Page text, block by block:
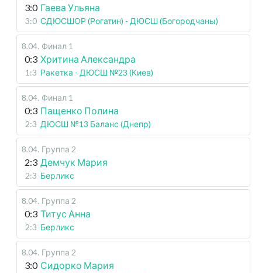
3:0 Гаева Ульяна
3:0 СДЮСШОР (Рогатин) - ДЮСШ (Богородчаны)
8.04. Финал 1
0:3 Хритина Александра
1:3 Ракетка - ДЮСШ №23 (Киев)
8.04. Финал 1
0:3 Пащенко Полина
2:3 ДЮСШ №13 Баланс (Днепр)
8.04. Группа 2
2:3 Демчук Мария
2:3 Берликс
8.04. Группа 2
0:3 Титус Анна
2:3 Берликс
8.04. Группа 2
3:0 Сидорко Мария